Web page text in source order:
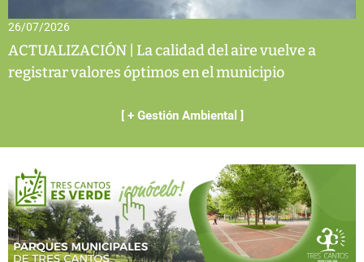
26/07/2026
ACTUALIZACIÓN | La calidad del aire vuelve a
registrar valores óptimos en el municipio
[ + Gestión Ambiental ]